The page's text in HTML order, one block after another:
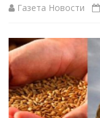
Газета Новости